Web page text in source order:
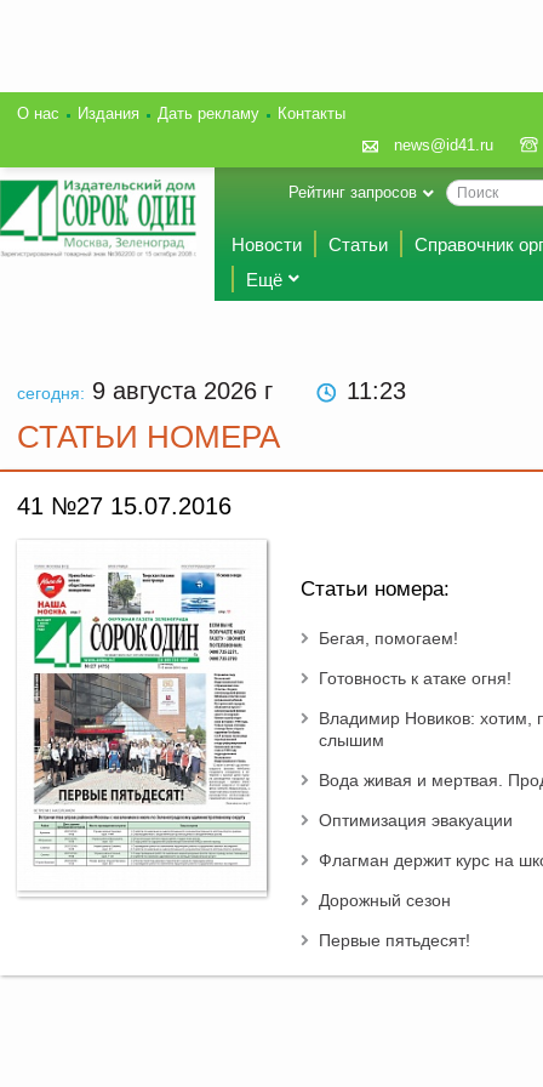
О нас Издания Дать рекламу
Контакты
news@id41.ru
Рейтинг запросов
Новости Статьи
Справочник
Ещё
сегодня: 9 августа 2026 г 11:23
СТАТЬИ НОМЕРА
41 №27 15.07.2016
Статьи номера:
Бегая, помогаем!
Готовность к атаке огня!
Владимир Новиков: хотим,
слышим
Вода живая и мертвая.
Оптимизация эвакуации
Флагман держит курс на
Дорожный сезон
Первые пятьдесят!